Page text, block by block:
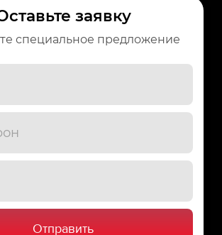
заявку
специальное предложение